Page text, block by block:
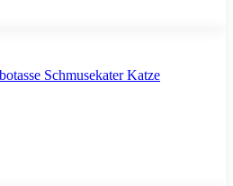
Schmusekater Katze